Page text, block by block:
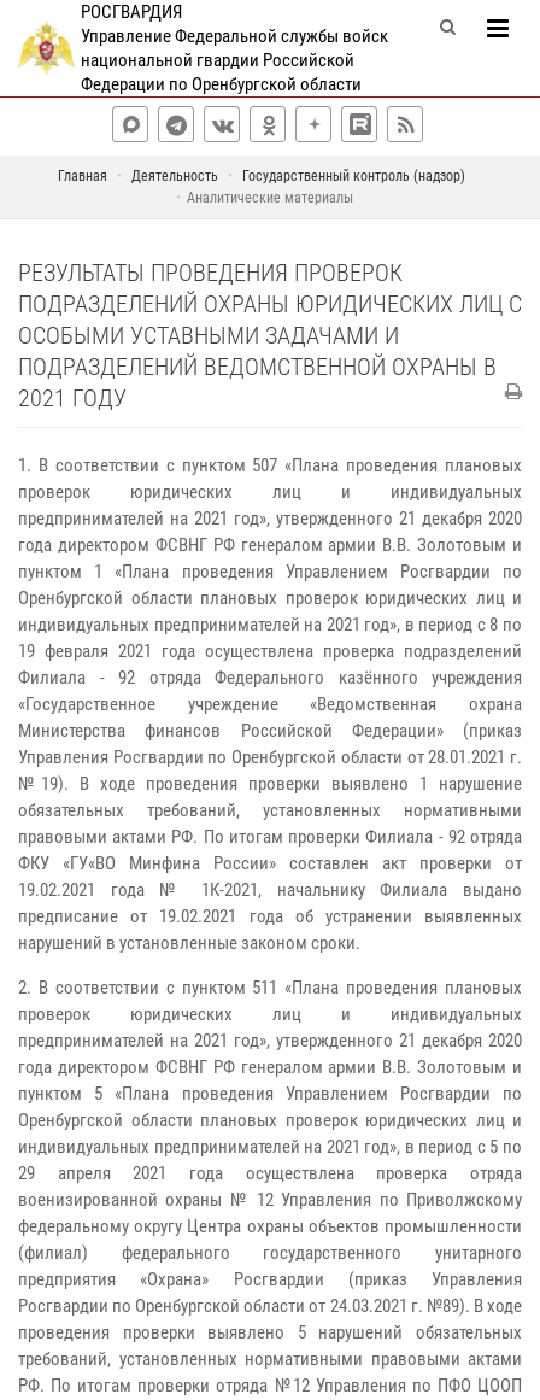
РОСГВАРДИЯ
Управление Федеральной службы войск
национальной гвардии Российской
Федерации по Оренбургской области
Главная Деятельность
Государственный контроль (надзор)
Аналитические материалы
РЕЗУЛЬТАТЫ ПРОВЕДЕНИЯ ПРОВЕРОК
ПОДРАЗДЕЛЕНИЙ ОХРАНЫ ЮРИДИЧЕСКИХ ЛИЦ С
ОСОБЫМИ УСТАВНЫМИ ЗАДАЧАМИ И
ПОДРАЗДЕЛЕНИЙ ВЕДОМСТВЕННОЙ ОХРАНЫ В
2021 ГОДУ
1. В соответствии с пунктом 507 «Плана проведения плановых
проверок юридических лиц и индивидуальных
предпринимателей на 2021 год», утвержденного 21 декабря 2020
года директором ФСВНГ РФ генералом армии В.В. Золотовым и
пунктом 1 «Плана проведения Управлением Росгвардии по
Оренбургской области плановых проверок юридических лиц и
индивидуальных предпринимателей на 2021 год», в период с 8 по
19 февраля 2021 года осуществлена проверка подразделений
Филиала - 92 отряда Федерального казённого учреждения
«Государственное учреждение «Ведомственная охрана
Министерства финансов Российской Федерации» (приказ
Управления Росгвардии по Оренбургской области от 28.01.2021 г.
№19). В ходе проведения проверки выявлено 1 нарушение
обязательных требований, установленных нормативными
правовыми актами РФ. По итогам проверки Филиала - 92 отряда
ФКУ «ГУ«ВО Минфина России» составлен акт проверки от
19.02.2021 года № 1К-2021, начальнику Филиала выдано
предписание от 19.02.2021 года об устранении выявленных
нарушений в установленные законом сроки.
2. В соответствии с пунктом 511 «Плана проведения плановых
проверок юридических лиц и индивидуальных
предпринимателей на 2021 год», утвержденного 21 декабря 2020
года директором ФСВНГ РФ генералом армии В.В. Золотовым и
пунктом 5 «Плана проведения Управлением Росгвардии по
Оренбургской области плановых проверок юридических лиц и
индивидуальных предпринимателей на 2021 год», в период с 5 по
29 апреля 2021 года осуществлена проверка отряда
военизированной охраны № 12 Управления по Приволжскому
федеральному округу Центра охраны объектов промышленности
(филиал) федерального государственного унитарного
предприятия «Охрана» Росгвардии (приказ Управления
Росгвардии по Оренбургской области от 24.03.2021 г. №89). В ходе
проведения проверки выявлено 5 нарушений обязательных
требований, установленных нормативными правовыми актами
РФ. По итогам проверки отряда №12 Управления по ПФО ЦООП